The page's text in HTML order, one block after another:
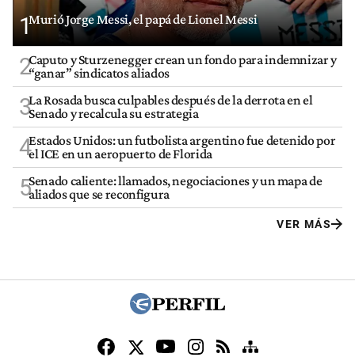
1Murió Jorge Messi, el papá de Lionel Messi
2Caputo y Sturzenegger crean un fondo para indemnizar y
“ganar” sindicatos aliados
3La Rosada busca culpables después de la derrota en el
Senado y recalcula su estrategia
4Estados Unidos: un futbolista argentino fue detenido por
el ICE en un aeropuerto de Florida
5Senado caliente: llamados, negociaciones y un mapa de
aliados que se reconfigura
VER MÁS